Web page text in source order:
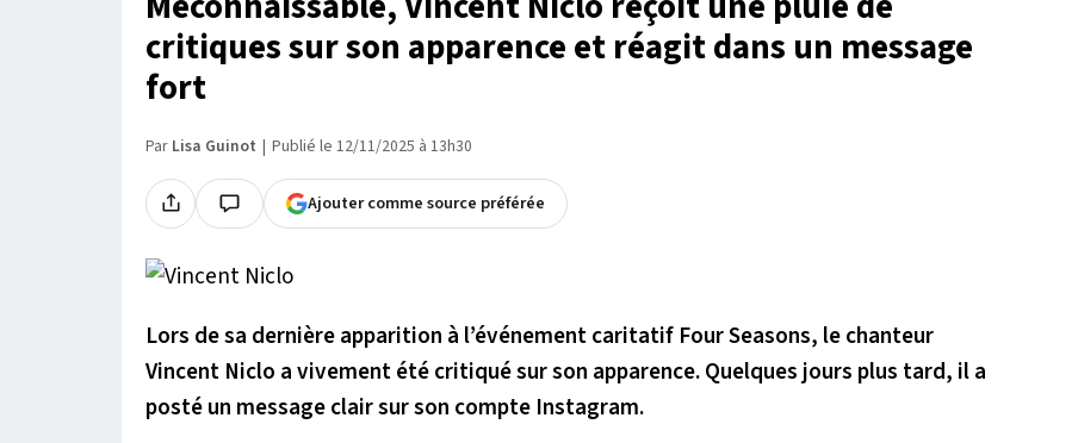
critiques sur son apparence et réagit dans un message
fort
Par Lisa Guinot Publié le 12/11/2025 à 13h30
Ajouter comme source préférée
Lors de sa dernière apparition à l’événement caritatif Four Seasons, le chanteur
Vincent Niclo a vivement été critiqué sur son apparence. Quelques jours plus tard, il a
posté un message clair sur son compte Instagram.